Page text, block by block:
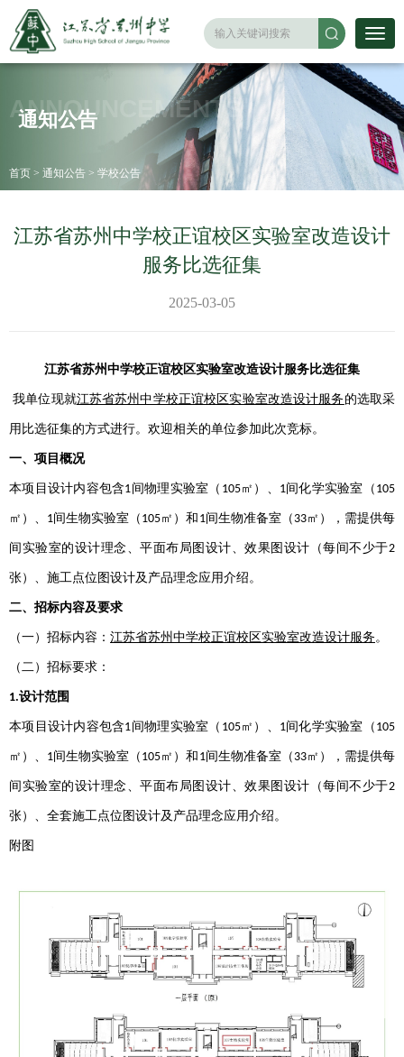
ANNOUNCEMENTS
通知公告
首页 > 通知公告 > 学校公告
江苏省苏州中学校正谊校区实验室改造设计
服务比选征集
2025-03-05
江苏省苏州中学校正谊校区实验室改造设计服务比选征集
我单位现就江苏省苏州中学校正谊校区实验室改造设计服务 的选取采
用比选征集的方式进行。欢迎相关的单位参加此次竞标。
一、项目概况
本项目设计内容包含1间物理实验室（ 105㎡）、 1间化学实验室（ 105
㎡）、 1间生物实验室（ 105㎡）和 1间生物准备室（ 33㎡），需提供每
间实验室的设计理念、平面布局图设计、效果图设计（每间不少于2
张）、施工点位图设计及产品理念应用介绍。
二、招标内容及要求
（一）招标内容： 江苏省苏州中学校正谊校区实验室改造设计服务。
（二）招标要求：
1.设计范围
本项目设计内容包含1间物理实验室（ 105㎡）、 1间化学实验室（ 105
㎡）、 1间生物实验室（ 105㎡）和 1间生物准备室（ 33㎡），需提供每
间实验室的设计理念、平面布局图设计、效果图设计（每间不少于2
张）、全套施工点位图设计及产品理念应用介绍。
附图